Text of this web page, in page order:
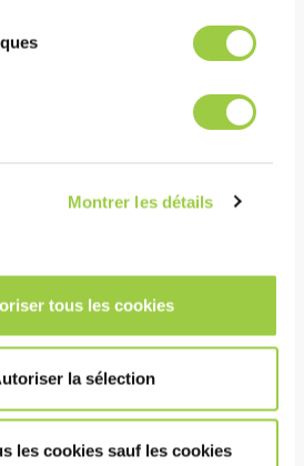
Montrer les détails
tous les cookies
la sélection
les cookies sauf les cookies
AVR80 BA